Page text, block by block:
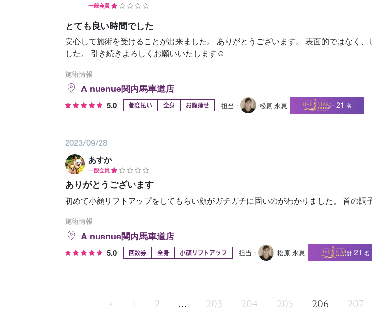
一般会員
とても良い時間でした
安心して施術を受けることが出来ました。 ありがとうございます。 表面的ではなく
した。 引き続きよろしくお願いいたします☺️
施術情報
A nuenue関内馬車道店
5.0 都度払い 全身 お腹痩せ 担当： 松原 永恵 計 21 名
2023/09/28
あすか
一般会員
ありがとうございます
初めて小顔リフトアップをしてもらい顔がガチガチに固いのがわかりました。 首の調
施術情報
A nuenue関内馬車道店
5.0 回数券 全身 小顔リフトアップ 担当： 松原 永恵 計 21 名
« 1 2 ... 203 204 205 206 207